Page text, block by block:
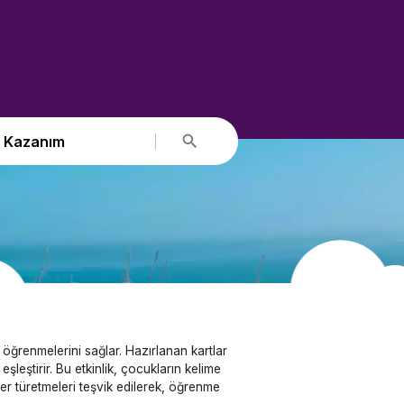
Kazanım
sağlar. Hazırlanan kartlar
Bu etkinlik, çocukların kelime
türetmeleri teşvik edilerek, öğrenme